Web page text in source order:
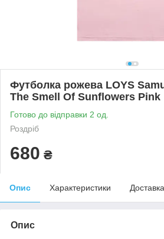
Футболка рожева LOYS
The Smell Of Sunflowers Pink
Готово до відправки 2 од.
Роздріб
680 ₴
Опис Характеристики Доставка
Опис